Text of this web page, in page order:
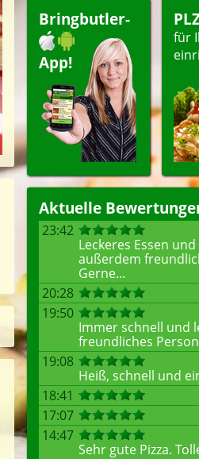
Bringbutler-
App!
für
Aktuelle
23:42
Leckeres Essen
außerdem
Gerne...
20:28
19:50
Immer schnell und
freundliches
19:08
Heiß, schnell und
18:41
17:07
14:47
Sehr gute Pizza.